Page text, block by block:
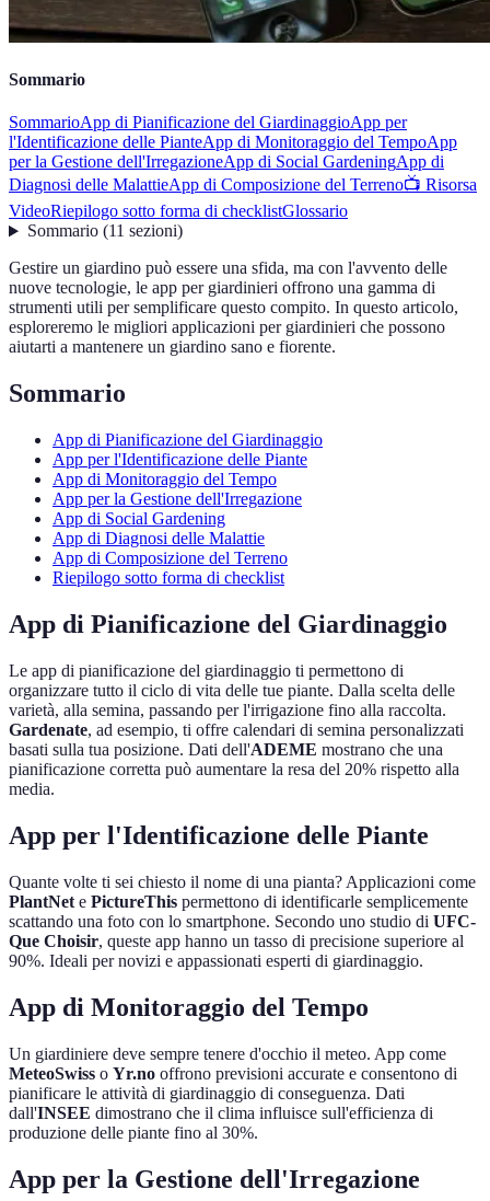
Sommario
SommarioApp di Pianificazione del GiardinaggioApp per
l'Identificazione delle PianteApp di Monitoraggio del TempoApp
per la Gestione dell'IrregazioneApp di Social GardeningApp di
Diagnosi delle MalattieApp di Composizione del Terreno📺 Risorsa
VideoRiepilogo sotto forma di checklistGlossario
Sommario(11 sezioni)
Gestire un giardino può essere una sfida, ma con l'avvento delle
nuove tecnologie, le app per giardinieri offrono una gamma di
strumenti utili per semplificare questo compito. In questo articolo,
esploreremo le migliori applicazioni per giardinieri che possono
aiutarti a mantenere un giardino sano e fiorente.
Sommario
App di Pianificazione del Giardinaggio
App per l'Identificazione delle Piante
App di Monitoraggio del Tempo
App per la Gestione dell'Irregazione
App di Social Gardening
App di Diagnosi delle Malattie
App di Composizione del Terreno
Riepilogo sotto forma di checklist
App di Pianificazione del Giardinaggio
Le app di pianificazione del giardinaggio ti permettono di
organizzare tutto il ciclo di vita delle tue piante. Dalla scelta delle
varietà, alla semina, passando per l'irrigazione fino alla raccolta.
Gardenate, ad esempio, ti offre calendari di semina personalizzati
basati sulla tua posizione. Dati dell'ADEME mostrano che una
pianificazione corretta può aumentare la resa del 20% rispetto alla
media.
App per l'Identificazione delle Piante
Quante volte ti sei chiesto il nome di una pianta? Applicazioni come
PlantNet e PictureThis permettono di identificarle semplicemente
scattando una foto con lo smartphone. Secondo uno studio di UFC-
Que Choisir, queste app hanno un tasso di precisione superiore al
90%. Ideali per novizi e appassionati esperti di giardinaggio.
App di Monitoraggio del Tempo
Un giardiniere deve sempre tenere d'occhio il meteo. App come
MeteoSwiss o Yr.no offrono previsioni accurate e consentono di
pianificare le attività di giardinaggio di conseguenza. Dati
dall'INSEE dimostrano che il clima influisce sull'efficienza di
produzione delle piante fino al 30%.
App per la Gestione dell'Irregazione